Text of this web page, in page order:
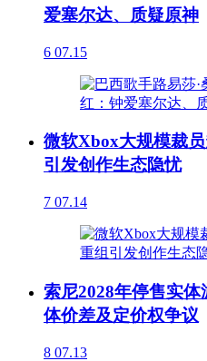
爱塞尔达、质疑原神
6 07.15
微软Xbox大规模裁
引发创作生态隐忧
7 07.14
索尼2028年停售实
体价差及定价权争议
8 07.13